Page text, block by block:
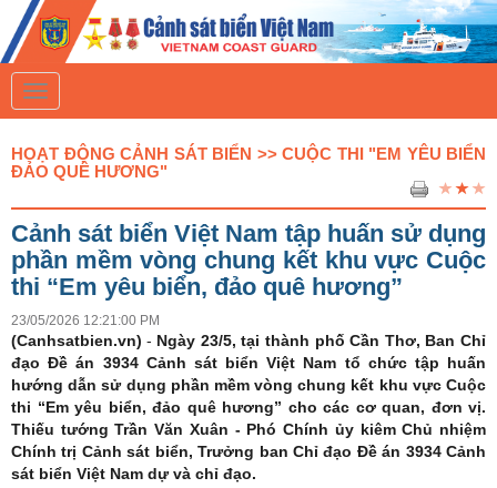
T
o
g
l
e
v
g
a
i
o
n
HOẠT ĐỘNG CẢNH SÁT BIỂN >> CUỘC THI "EM YÊU BIỂN
ĐẢO QUÊ HƯƠNG"
Cảnh sát biển Việt Nam tập huấn sử dụng
phần mềm vòng chung kết khu vực Cuộc
thi “Em yêu biển, đảo quê hương”
23/05/2026 12:21:00 PM
(Canhsatbien.vn) - Ngày 23/5, tại thành phố Cần Thơ, Ban Chỉ
đạo Đề án 3934 Cảnh sát biển Việt Nam tổ chức tập huấn
hướng dẫn sử dụng phần mềm vòng chung kết khu vực Cuộc
thi “Em yêu biển, đảo quê hương” cho các cơ quan, đơn vị.
Thiếu tướng Trần Văn Xuân - Phó Chính ủy kiêm Chủ nhiệm
Chính trị Cảnh sát biển, Trưởng ban Chỉ đạo Đề án 3934 Cảnh
sát biển Việt Nam dự và chỉ đạo.